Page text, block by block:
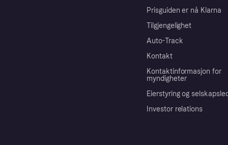
Prisguiden er nå Klarna
Tilgjengelighet
Auto-Track
Kontakt
Kontaktinformasjon for
myndigheter
Eierstyring og
Investor relations